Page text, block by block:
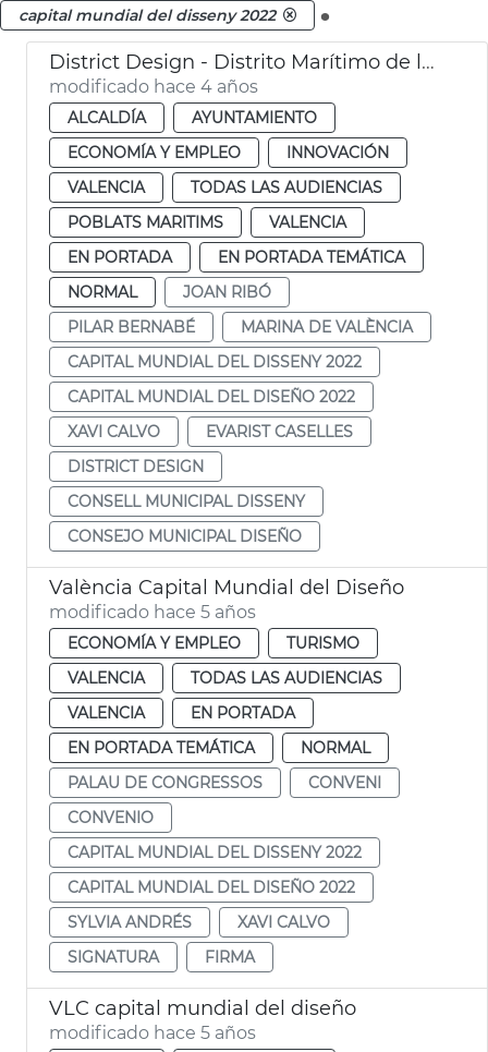
capital mundial del disseny 2022
District Design - Distrito Marítimo de la Innovación y la Creatividad
modificado hace 4 años
ALCALDÍA
AYUNTAMIENTO
ECONOMÍA Y EMPLEO
INNOVACIÓN
VALENCIA
TODAS LAS AUDIENCIAS
POBLATS MARITIMS
VALENCIA
EN PORTADA
EN PORTADA TEMÁTICA
NORMAL
JOAN RIBÓ
PILAR BERNABÉ
MARINA DE VALÈNCIA
CAPITAL MUNDIAL DEL DISSENY 2022
CAPITAL MUNDIAL DEL DISEÑO 2022
XAVI CALVO
EVARIST CASELLES
DISTRICT DESIGN
CONSELL MUNICIPAL DISSENY
CONSEJO MUNICIPAL DISEÑO
València Capital Mundial del Diseño
modificado hace 5 años
ECONOMÍA Y EMPLEO
TURISMO
VALENCIA
TODAS LAS AUDIENCIAS
VALENCIA
EN PORTADA
EN PORTADA TEMÁTICA
NORMAL
PALAU DE CONGRESSOS
CONVENI
CONVENIO
CAPITAL MUNDIAL DEL DISSENY 2022
CAPITAL MUNDIAL DEL DISEÑO 2022
SYLVIA ANDRÉS
XAVI CALVO
SIGNATURA
FIRMA
VLC capital mundial del diseño
modificado hace 5 años